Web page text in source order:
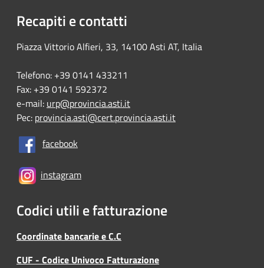
Recapiti e contatti
Piazza Vittorio Alfieri, 33, 14100 Asti AT, Italia
Telefono: +39 0141 433211
Fax: +39 0141 592372
e-mail: urp@provincia.asti.it
Pec: provincia.asti@cert.provincia.asti.it
facebook
instagram
Codici utili e fatturazione
Coordinate bancarie e C.C
CUF - Codice Univoco Fatturazione